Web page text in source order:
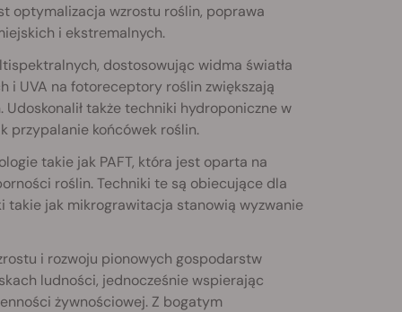
optymalizacja wzrostu roślin, poprawa
i ekstremalnych.
dostosowując widma światła
i UVA na fotoreceptory roślin zwiększają
także techniki hydroponiczne w
przypalanie końcówek roślin.
takie jak PAFT, która jest oparta na
roślin. Techniki te są obiecujące dla
takie jak mikrograwitacja stanowią wyzwanie
i rozwoju pionowych gospodarstw
ludności, jednocześnie wspierając
żywnościowej. Z bogatym